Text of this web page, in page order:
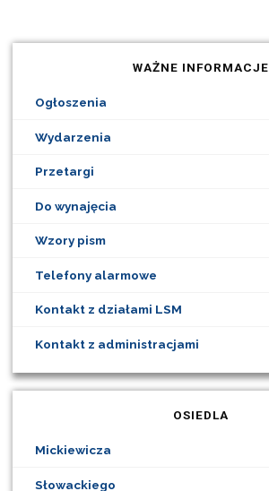
WAŻNE INFORMACJE
Ogłoszenia
Wydarzenia
Przetargi
Do wynajęcia
Wzory pism
Telefony alarmowe
Kontakt z działami LSM
Kontakt z administracjami
OSIEDLA
Mickiewicza
Słowackiego